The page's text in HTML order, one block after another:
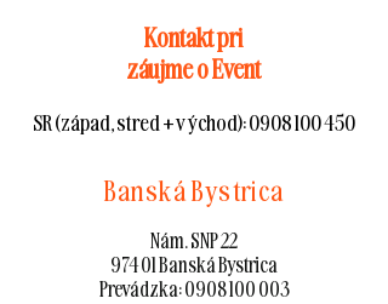
Kontakt pri
záujme o Event
SR (západ, stred + východ):0908 100 450
Banská Bystrica
Nám. SNP 22
974 01 Banská Bystrica
Prevádzka:0908 100 003